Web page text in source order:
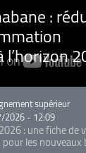
:
supérieur
2026 - 12:09
: une fiche de
les nouveaux